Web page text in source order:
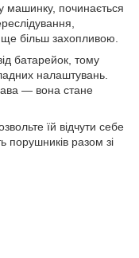
машинку, починається
більш захопливою.
батарейок, тому
налаштувань.
— вона стане
їй відчути себе
порушників разом зі